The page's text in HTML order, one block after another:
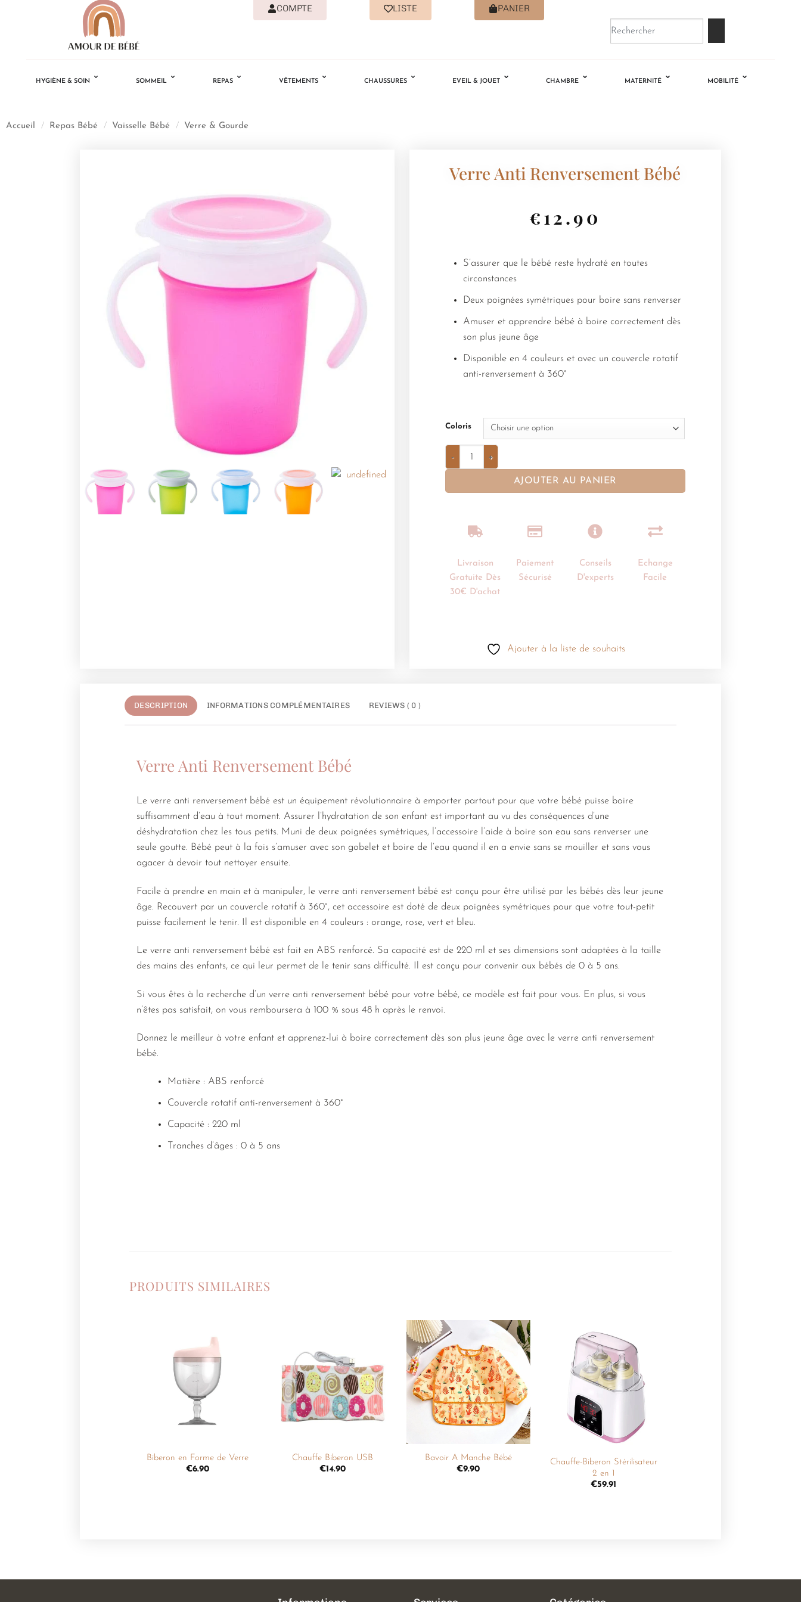
COMPTE LISTE PANIER
HYGIÈNE & SOIN SOMMEIL REPAS VÊTEMENTS CHAUSSURES EVEIL & JOUET CHAMBRE MATERNITÉ MOBILITÉ
Accueil / Repas Bébé / Vaisselle Bébé / Verre & Gourde
Verre Anti Renversement Bébé
€12.90
S’assurer que le bébé reste hydraté en toutes
circonstances
Deux poignées symétriques pour boire sans renverser
Amuser et apprendre bébé à boire correctement dès
son plus jeune âge
Disponible en 4 couleurs et avec un couvercle rotatif
anti-renversement à 360°
Coloris
AJOUTER AU PANIER
Livraison
Gratuite Dès
30€ D'achat
Paiement
Sécurisé
Conseils
D'experts
Echange
Facile
Ajouter à la liste de souhaits
DESCRIPTION INFORMATIONS COMPLÉMENTAIRES REVIEWS ( 0 )
Verre Anti Renversement Bébé
Le verre anti renversement bébé est un équipement révolutionnaire à emporter partout pour que votre bébé puisse boire
suffisamment d’eau à tout moment. Assurer l’hydratation de son enfant est important au vu des conséquences d’une
déshydratation chez les tous petits. Muni de deux poignées symétriques, l’accessoire l’aide à boire son eau sans renverser une
seule goutte. Bébé peut à la fois s’amuser avec son gobelet et boire de l’eau quand il en a envie sans se mouiller et sans vous
agacer à devoir tout nettoyer ensuite.
Facile à prendre en main et à manipuler, le verre anti renversement bébé est conçu pour être utilisé par les bébés dès leur jeune
âge. Recouvert par un couvercle rotatif à 360°, cet accessoire est doté de deux poignées symétriques pour que votre tout-petit
puisse facilement le tenir. Il est disponible en 4 couleurs : orange, rose, vert et bleu.
Le verre anti renversement bébé est fait en ABS renforcé. Sa capacité est de 220 ml et ses dimensions sont adaptées à la taille
des mains des enfants, ce qui leur permet de le tenir sans difficulté. Il est conçu pour convenir aux bébés de 0 à 5 ans.
Si vous êtes à la recherche d’un verre anti renversement bébé pour votre bébé, ce modèle est fait pour vous. En plus, si vous
n’êtes pas satisfait, on vous remboursera à 100 % sous 48 h après le renvoi.
Donnez le meilleur à votre enfant et apprenez-lui à boire correctement dès son plus jeune âge avec le verre anti renversement
bébé.
Matière : ABS renforcé
Couvercle rotatif anti-renversement à 360°
Capacité : 220 ml
Tranches d’âges : 0 à 5 ans
PRODUITS SIMILAIRES
Biberon en Forme de Verre
€6.90
liste de
souhaits
Chauffe Biberon USB
€14.90
Ajouter
à la
liste de
souhaits
Bavoir A Manche Bébé
€9.90
Ajouter
à la
liste de
souhaits
Chauffe-Biberon Stérilisateur
2 en 1
€59.91